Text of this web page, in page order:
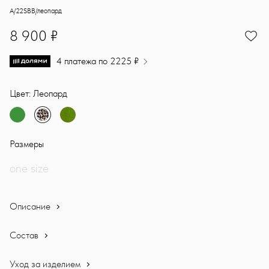
Статусная мега брошь диаметром 30 см. Удивительное
Sasha Ostrov
A/22SBB/леопард
8900
8 900 ₽
4 платежа по 2225 ₽
Цвет: Леопард
Размеры
one size
Описание
Состав
Уход за изделием